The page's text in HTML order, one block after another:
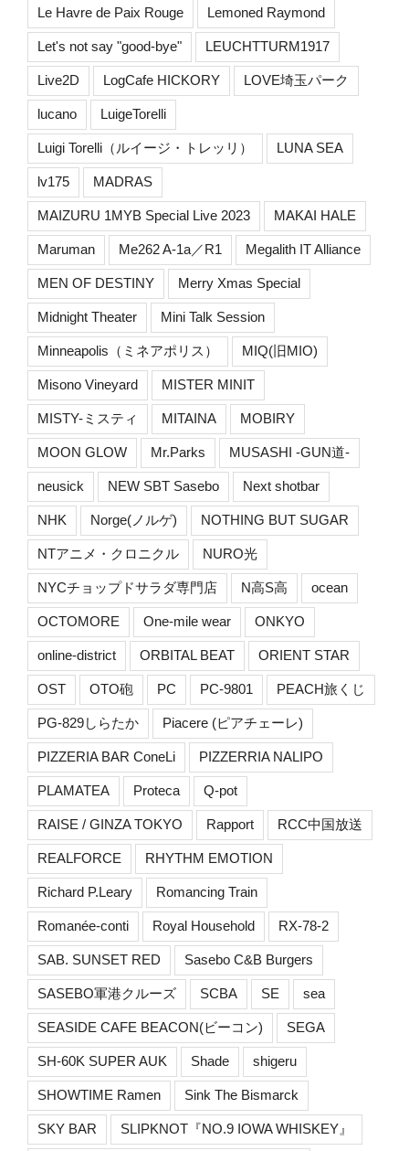
Le Havre de Paix Rouge Lemoned Raymond
Let's not say "good-bye" LEUCHTTURM1917
Live2D LogCafe HICKORY LOVE埼玉パーク
lucano LuigeTorelli
Luigi Torelli（ルイージ・トレッリ） LUNA SEA
lv175 MADRAS
MAIZURU 1MYB Special Live 2023 MAKAI HALE
Maruman Me262 A-1a／R1 Megalith IT Alliance
MEN OF DESTINY Merry Xmas Special
Midnight Theater Mini Talk Session
Minneapolis（ミネアポリス） MIQ(旧MIO)
Misono Vineyard MISTER MINIT
MISTY-ミスティ MITAINA MOBIRY
MOON GLOW Mr.Parks MUSASHI -GUN道-
neusick NEW SBT Sasebo Next shotbar
NHK Norge(ノルゲ) NOTHING BUT SUGAR
NTアニメ・クロニクル NURO光
NYCチョップドサラダ専門店 N高S高 ocean
OCTOMORE One-mile wear ONKYO
online-district ORBITAL BEAT ORIENT STAR
OST OTO砲 PC PC-9801 PEACH旅くじ
PG-829しらたか Piacere (ピアチェーレ)
PIZZERIA BAR ConeLi PIZZERRIA NALIPO
PLAMATEA Proteca Q-pot
RAISE / GINZA TOKYO Rapport RCC中国放送
REALFORCE RHYTHM EMOTION
Richard P.Leary Romancing Train
Romanée-conti Royal Household RX-78-2
SAB. SUNSET RED Sasebo C&B Burgers
SASEBO軍港クルーズ SCBA SE sea
SEASIDE CAFE BEACON(ビーコン) SEGA
SH-60K SUPER AUK Shade shigeru
SHOWTIME Ramen Sink The Bismarck
SKY BAR SLIPKNOT『NO.9 IOWA WHISKEY』